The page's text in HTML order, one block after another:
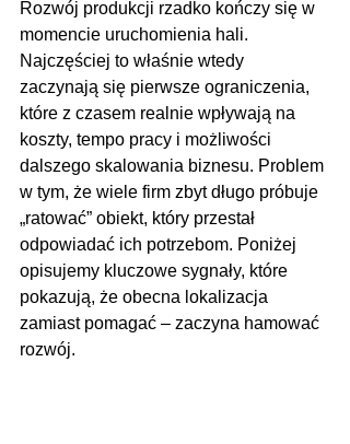
Rozwój produkcji rzadko kończy się w
momencie uruchomienia hali.
Najczęściej to właśnie wtedy
zaczynają się pierwsze ograniczenia,
które z czasem realnie wpływają na
koszty, tempo pracy i możliwości
dalszego skalowania biznesu. Problem
w tym, że wiele firm zbyt długo próbuje
„ratować” obiekt, który przestał
odpowiadać ich potrzebom. Poniżej
opisujemy kluczowe sygnały, które
pokazują, że obecna lokalizacja
zamiast pomagać – zaczyna hamować
rozwój.